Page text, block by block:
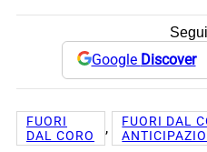
Google Discover
FUORI
DAL CORO
,
FUORI DAL